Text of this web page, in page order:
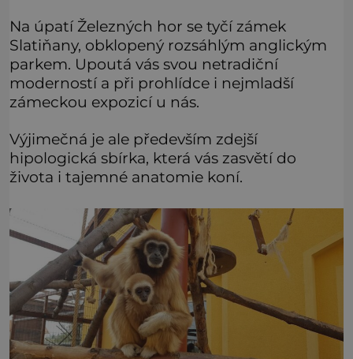
Na úpatí Železných hor se tyčí zámek
Slatiňany, obklopený rozsáhlým anglickým
parkem. Upoutá vás svou netradiční
moderností a při prohlídce i nejmladší
zámeckou expozicí u nás.
Výjimečná je ale především zdejší
hipologická sbírka, která vás zasvětí do
života i tajemné anatomie koní.